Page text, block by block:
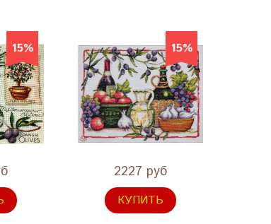
15% 15%
2227 руб
КУПИТЬ